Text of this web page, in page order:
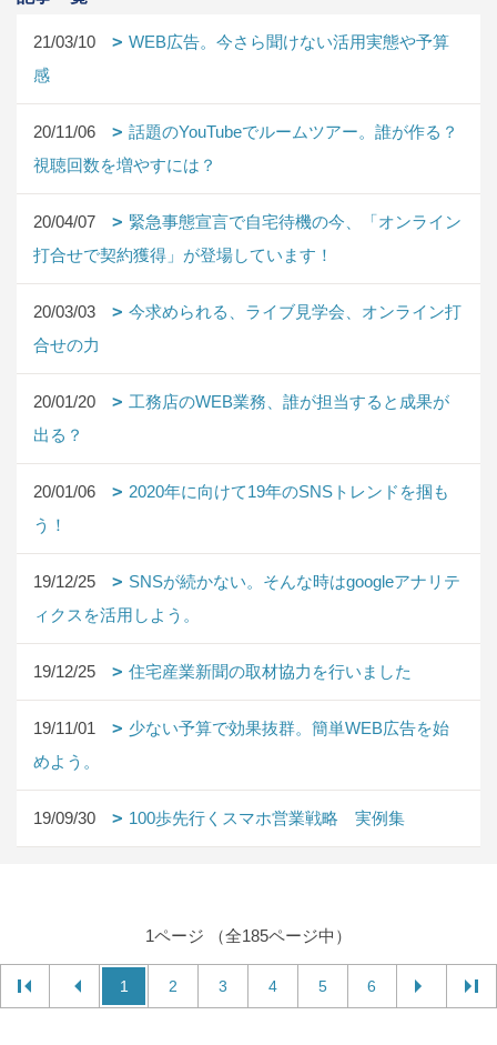
21/03/10
WEB広告。今さら聞けない活用実態や予算
感
20/11/06
話題のYouTubeでルームツアー。誰が作る？
視聴回数を増やすには？
20/04/07
緊急事態宣言で自宅待機の今、「オンライン
打合せで契約獲得」が登場しています！
20/03/03
今求められる、ライブ見学会、オンライン打
合せの力
20/01/20
工務店のWEB業務、誰が担当すると成果が
出る？
20/01/06
2020年に向けて19年のSNSトレンドを掴も
う！
19/12/25
SNSが続かない。そんな時はgoogleアナリテ
ィクスを活用しよう。
19/12/25 住宅産業新聞の取材協力を行いました
19/11/01
少ない予算で効果抜群。簡単WEB広告を始
めよう。
19/09/30 100歩先行くスマホ営業戦略 実例集
1ページ （全185ページ中）
1 2 3 4 5 6